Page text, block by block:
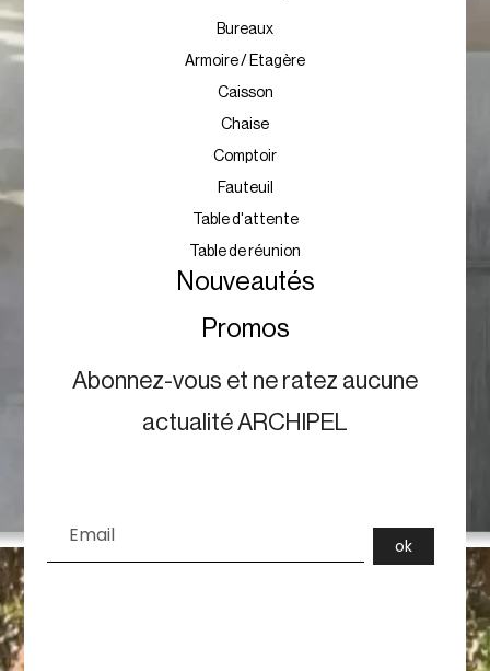
Bureaux
Armoire / Etagère
Caisson
Chaise
Comptoir
Fauteuil
Table d'attente
Table de réunion
Nouveautés
Promos
Abonnez-vous et ne ratez aucune
actualité ARCHIPEL